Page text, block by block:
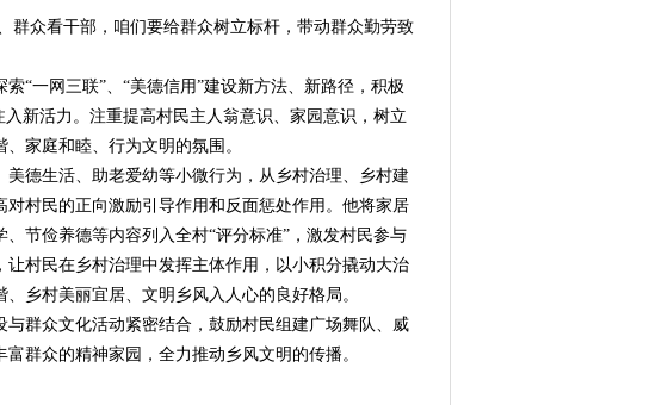
众看干部，咱们要给群众树立标杆，带动群众勤劳致
一网三联”、“美德信用”建设新方法、新路径，积极
新活力。注重提高村民主人翁意识、家园意识，树立
家庭和睦、行为文明的氛围。
德生活、助老爱幼等小微行为，从乡村治理、乡村建
村民的正向激励引导作用和反面惩处作用。他将家居
节俭养德等内容列入全村“评分标准”，激发村民参与
村民在乡村治理中发挥主体作用，以小积分撬动大治
乡村美丽宜居、文明乡风入人心的良好格局。
群众文化活动紧密结合，鼓励村民组建广场舞队、威
群众的精神家园，全力推动乡风文明的传播。